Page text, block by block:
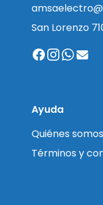
San Lorenzo
Ayuda
Quiénes somos
Términos y